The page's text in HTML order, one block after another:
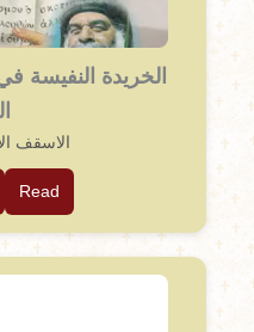
الخريدة النفيسة
الاسقف
Read